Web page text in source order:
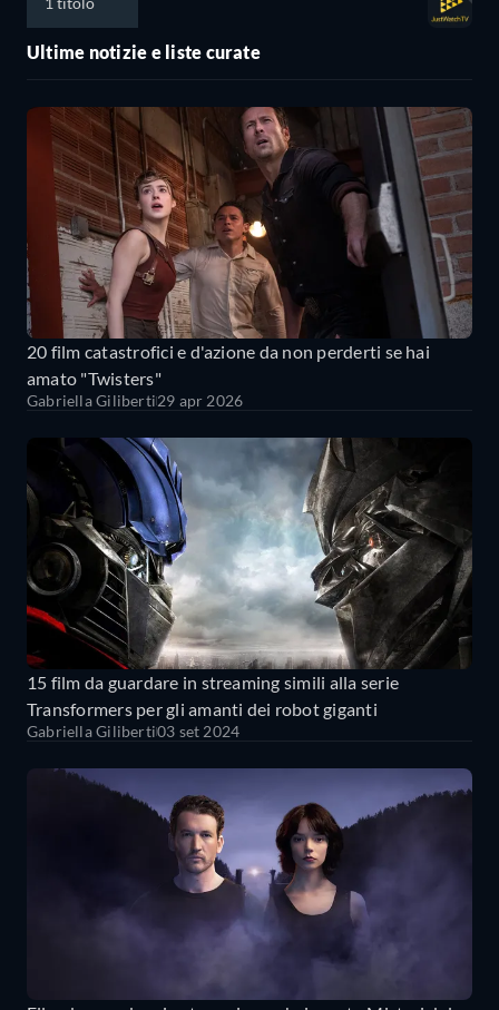
Ultime notizie e liste curate
20 film catastrofici e d'azione da non perderti se hai
amato "Twisters"
Gabriella Giliberti29 apr 2026
15 film da guardare in streaming simili alla serie
Transformers per gli amanti dei robot giganti
Gabriella Giliberti03 set 2024